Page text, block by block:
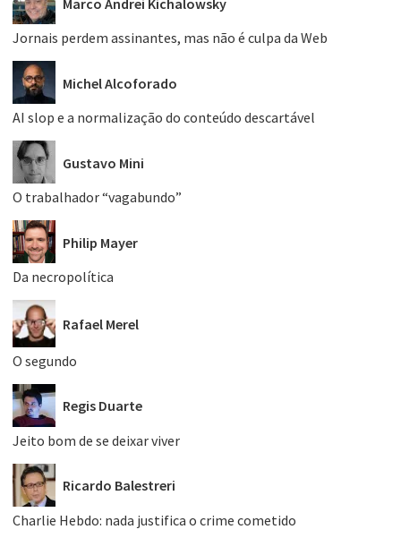
Jornais perdem assinantes, mas não é culpa da Web
Michel Alcoforado
AI slop e a normalização do conteúdo descartável
Gustavo Mini
O trabalhador “vagabundo”
Philip Mayer
Da necropolítica
Rafael Merel
O segundo
Regis Duarte
Jeito bom de se deixar viver
Ricardo Balestreri
Charlie Hebdo: nada justifica o crime cometido